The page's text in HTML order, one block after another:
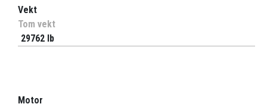
Vekt
Tom vekt
29762 lb
Motor